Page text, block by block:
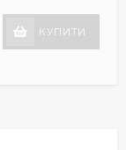
КУПИТИ